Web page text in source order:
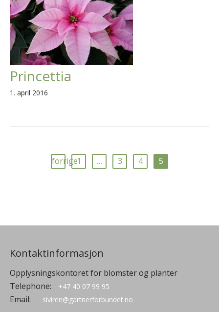
Princettia
1. april 2016
forrige1 … 3 4 5
Kontaktinformasjon
Opplysningskontoret for blomster og planter
Telephone:
+47 40 07 99 95
Email: siviren@gartnerforbundet.no